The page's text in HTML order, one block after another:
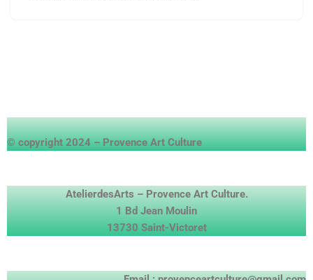
© copyright 2024 – Provence Art Culture
AtelierdesArts – Provence Art Culture.
1 Bd Jean Moulin
13730 Saint-Victoret